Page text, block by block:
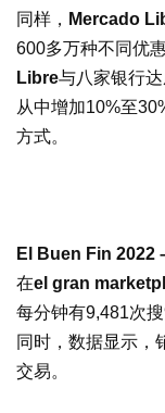
同样， Mercado
600多万种不同优
Libre与八家银行
从中增加10%至
方式。
El Buen Fin 2022
在el gran
每分钟有9,481次
同时，数据显示，
交易。